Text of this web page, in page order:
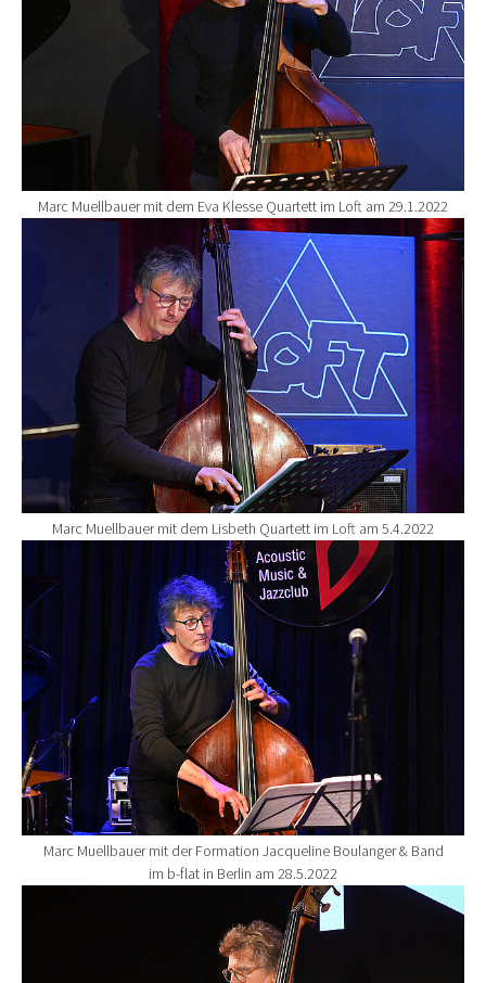
Marc Muellbauer mit dem Eva Klesse Quartett im Loft am 29.1.2022
Show larger version for:
Marc Muellbauer mit dem Lisbeth Quartett im Loft am 5.4.2022
Marc Muellbauer mit der Formation Jacqueline Boulanger & Band
im b-flat in Berlin am 28.5.2022